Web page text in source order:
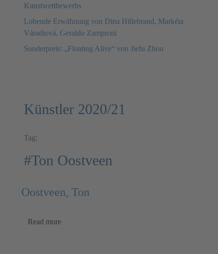
Kunstwettbewerbs
Lobende Erwähnung von Dina Hillebrand, Markéta
Váradiová, Geraldo Zamproni
Sonderpreis: „Floating Alive“ von Jiefu Zhou
Künstler 2020/21
Tag:
#Ton Oostveen
Oostveen, Ton
Read more